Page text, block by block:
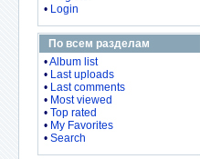
• Login
По всем разделам
•Album list
• Last uploads
• Last comments
• Most viewed
• Top rated
• My Favorites
• Search